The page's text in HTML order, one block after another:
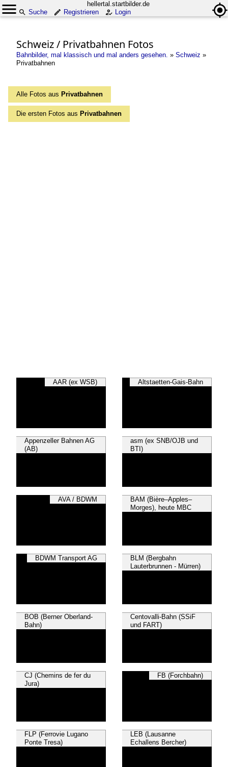
hellertal.startbilder.de
Suche
Registrieren Login
Schweiz / Privatbahnen Fotos
Bahnbilder, mal klassisch und mal anders gesehen. » Schweiz »
Privatbahnen
Alle Fotos aus Privatbahnen
Die ersten Fotos aus Privatbahnen
AAR (ex WSB) Altstaetten-Gais-Bahn
Appenzeller Bahnen AG
(AB)
asm (ex SNB/OJB und
BTI)
AVA / BDWM
BAM (Bière–Apples–
Morges), heute MBC
BDWM Transport AG
BLM (Bergbahn
Lauterbrunnen - Mürren)
BOB (Berner Oberland-
Bahn)
Centovalli-Bahn (SSiF
und FART)
CJ (Chemins de fer du
Jura)
FB (Forchbahn)
FLP (Ferrovie Lugano
Ponte Tresa)
LEB (Lausanne
Echallens Bercher)